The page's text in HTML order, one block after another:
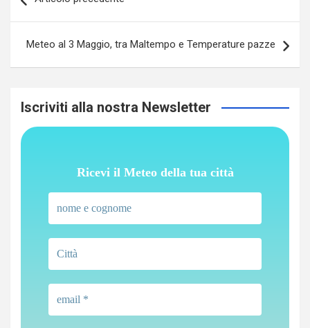
articoli
Meteo al 3 Maggio, tra Maltempo e Temperature pazze
Iscriviti alla nostra Newsletter
Ricevi il Meteo della tua città